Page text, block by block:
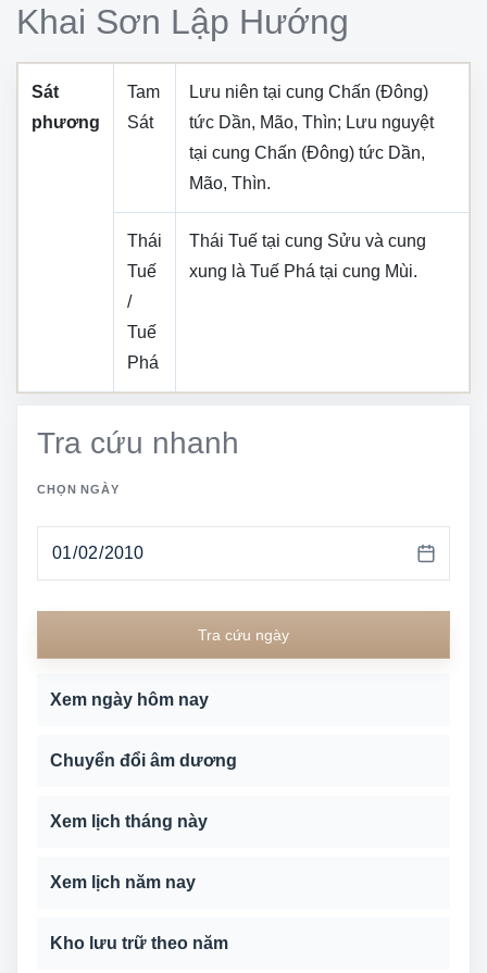
Khai Sơn Lập Hướng
Sát
phương
Tam
Sát
Lưu niên tại cung Chấn (Đông)
tức Dần, Mão, Thìn; Lưu nguyệt
tại cung Chấn (Đông) tức Dần,
Mão, Thìn.
Thái
Tuế
/
Tuế
Phá
Thái Tuế tại cung Sửu và cung
xung là Tuế Phá tại cung Mùi.
Tra cứu nhanh
CHỌN NGÀY
Tra cứu ngày
Xem ngày hôm nay
Chuyển đổi âm dương
Xem lịch tháng này
Xem lịch năm nay
Kho lưu trữ theo năm